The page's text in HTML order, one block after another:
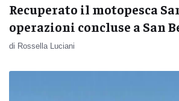
Recuperato il motopesca
operazioni concluse a San
di Rossella Luciani